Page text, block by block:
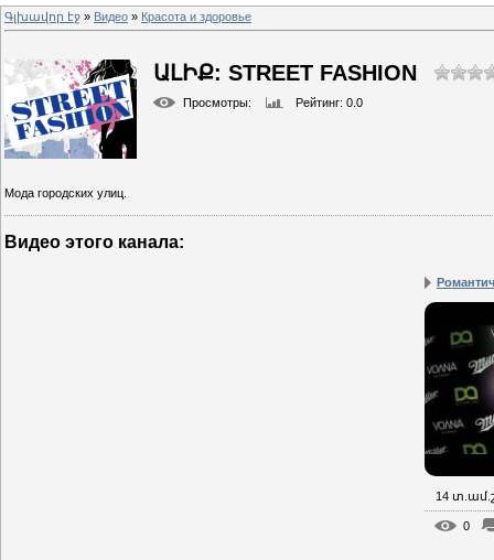
Գլխավոր էջ » Видео » Красота и здоровье
ԱԼԻՔ: STREET FASHION
Просмотры: Рейтинг: 0.0
Мода городских улиц.
Видео этого канала:
14
0